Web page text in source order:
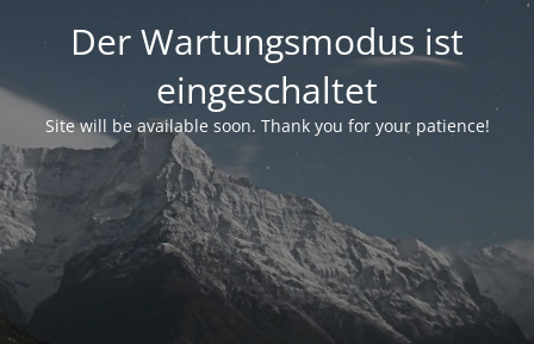
Der Wartungsmodus ist
eingeschaltet
Site will be available soon. Thank you for your patience!